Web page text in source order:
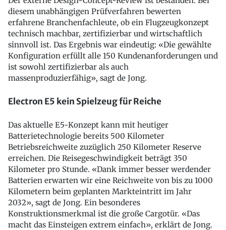
diesem unabhängigen Prüfverfahren bewerten
erfahrene Branchenfachleute, ob ein Flugzeugkonzept
technisch machbar, zertifizierbar und wirtschaftlich
sinnvoll ist. Das Ergebnis war eindeutig: «Die gewählte
Konfiguration erfüllt alle 150 Kundenanforderungen und
ist sowohl zertifizierbar als auch
massenproduzierfähig», sagt de Jong.
Electron E5 kein Spielzeug für Reiche
Das aktuelle E5-Konzept kann mit heutiger
Batterietechnologie bereits 500 Kilometer
Betriebsreichweite zuzüglich 250 Kilometer Reserve
erreichen. Die Reisegeschwindigkeit beträgt 350
Kilometer pro Stunde. «Dank immer besser werdender
Batterien erwarten wir eine Reichweite von bis zu 1000
Kilometern beim geplanten Markteintritt im Jahr
2032», sagt de Jong. Ein besonderes
Konstruktionsmerkmal ist die große Cargotür. «Das
macht das Einsteigen extrem einfach», erklärt de Jong.